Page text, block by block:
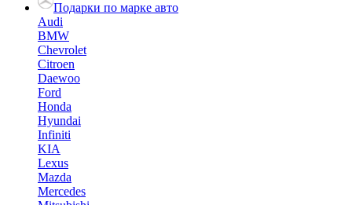
Подарки по марке авто
Audi
BMW
Chevrolet
Citroen
Daewoo
Ford
Honda
Hyundai
Infiniti
KIA
Lexus
Mazda
Mercedes